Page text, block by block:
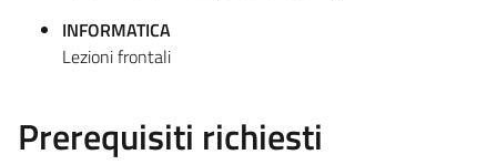
INFORMATICA
Lezioni frontali
Prerequisiti richiesti